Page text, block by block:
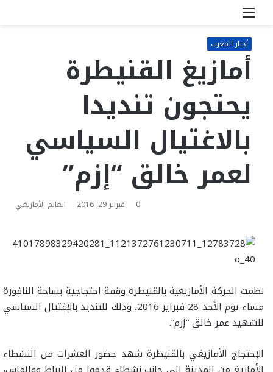
أخبار المغرب
أمازيغ القنيطرة
يحتجون تنديدا
بالاغتيال السياسي
لعمر خالق “إزم”
العالم الأمازيغي فبراير 29, 2016 0
نظمت الحركة الأمازيغية بالقنيطرة وقفة احتجاجية بساحة النافورة
مساء يوم الأحد 28 فبراير 2016، وذلك للتنديد بالإغتيال السياسي
للشهيد عمر خالق “إزم”.
الإحتجاج الأمازيغي بالقنيطرة شهد حضور العشرات من النشطاء